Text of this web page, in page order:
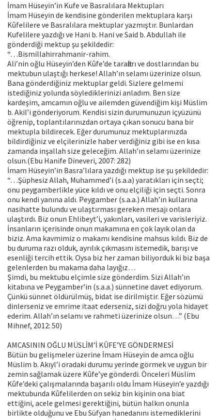
İmam Hüseyin’in Kufe ve Basralılara Mektupları
İmam Hüseyin de kendisine gönderilen mektuplara karşı
Kûfelilere ve Basralılara mektuplar yazmıştır. Bunlardan
Kufelilere yazdığı ve Hani b. Hani ve Said b. Abdullah ile
gönderdiği mektup şu şekildedir:
“…Bismillahirrahmanir-rahim.
Ali’nin oğlu Hüseyin’den Kûfe’de taraftarı ve dostlarından bu
mektubun ulaştığı herkese! Allah’ın selamı üzerinize olsun.
Bana gönderdiğiniz mektuplar geldi. Sizlere gelmemi
istediğiniz yolunda söylediklerinizi anladım. Ben size
kardeşim, amcamın oğlu ve ailemden güvendiğim kişi Müslim
b. Akil’i gönderiyorum. Kendisi sizin durumunuzun içyüzünü
öğrenip, toplantılarınızdan ortaya çıkan sonucu bana bir
mektupla bildirecek. Eğer durumunuz mektuplarınızda
bildirdiğiniz ve elçilerinizle haber verdiğiniz gibi ise en kısa
zamanda inşallah size geleceğim. Allah’ın selamı üzerinize
olsun.(Ebu Hanife Dineveri, 2007: 282)
İmam Hüseyin’in Basra’lılara yazdığı mektup ise şu şekildedir:
“…Şüphesiz Allah, Muhammed’i (s.a.a) yaratıkları için seçti;
onu peygamberlikle yüce kıldı ve onu elçiliği için seçti. Sonra
onu kendi yanına aldı. Peygamber (s.a.a.) Allah’ın kullarına
nasihatte bulundu ve ulaştırması gereken mesajı onlara
ulaştırdı. Biz onun Ehlibeyt’i, yakınları, vasileri ve varisleriyiz.
İnsanların içerisinde onun makamına en çok layık olan da
biziz. Ama kavmimiz o makamı kendisine mahsus kıldı. Biz de
bu duruma razı olduk, ayrılık çıkmasını istemedik, barışı ve
esenliği tercih ettik. Oysa biz her zaman biliyorduk ki biz başa
gelenlerden bu makama daha layığız…
Şimdi, bu mektubu elçimle size gönderdim. Sizi Allah’ın
kitabına ve Peygamber’in (s.a.a.) sünnetine davet ediyorum.
Çünkü sünnet öldürülmüş, bidat ise dirilmiştir. Eğer sözümü
dinlerseniz ve emrime itaat ederseniz, sizi doğru yola hidayet
ederim. Allah’ın selamı ve rahmeti üzerinize olsun…” (Ebu
Mihnef, 2012: 50)
AMCASININ OĞLU MÜSLİM’İ KÛFE’YE GÖNDERMESİ
Bütün bu gelişmeler üzerine İmam Hüseyin de amca oğlu
Müslim b. Akıyl’i oradaki durumu yerinde görmek ve uygun bir
zemin sağlamak üzere Kûfe’ye gönderdi. Önceleri Müslim
Kûfe’deki çalışmalarında başarılı oldu İmam Hüseyin’e yazdığı
mektubunda Kûfelilerden on sekiz bin kişinin ona biat
ettiğini, acele gelmesi gerektiğini, bütün halkın onunla
birlikte olduğunu ve Ebu Süfyan hanedanını istemediklerini